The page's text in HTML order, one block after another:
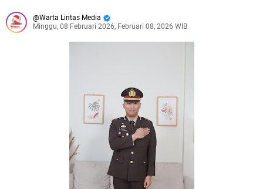
Warta Lintas Media
Minggu, 08 Februari 2026, Februari 08, 2026 WIB